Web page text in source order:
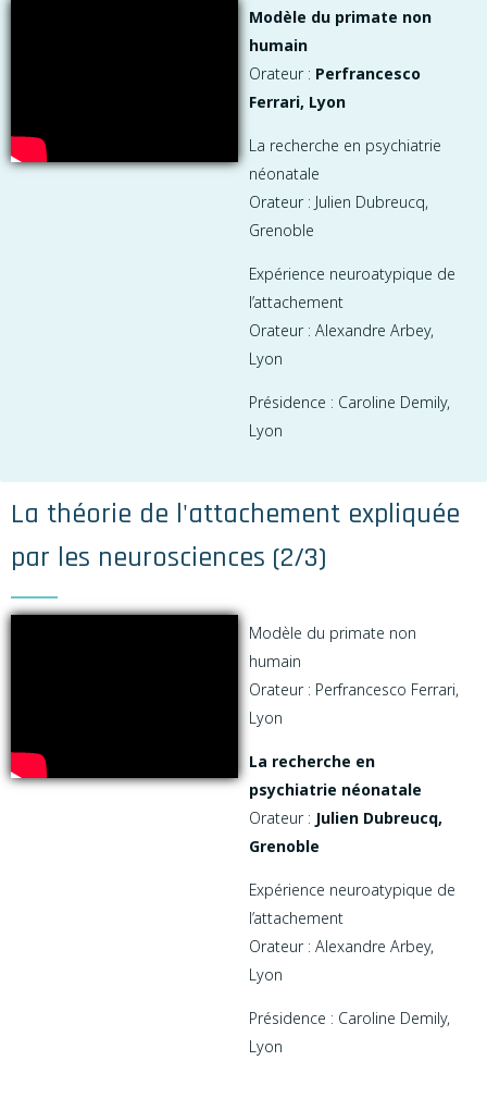
Modèle du primate non
humain
Orateur : Perfrancesco
Ferrari, Lyon
La recherche en psychiatrie
néonatale
Orateur : Julien Dubreucq,
Grenoble
Expérience neuroatypique de
l’attachement
Orateur : Alexandre Arbey,
Lyon
Présidence : Caroline Demily,
Lyon
La théorie de l'attachement expliquée
par les neurosciences (2/3)
Modèle du primate non
humain
Orateur : Perfrancesco Ferrari,
Lyon
La recherche en
psychiatrie néonatale
Orateur : Julien Dubreucq,
Grenoble
Expérience neuroatypique de
l’attachement
Orateur : Alexandre Arbey,
Lyon
Présidence : Caroline Demily,
Lyon